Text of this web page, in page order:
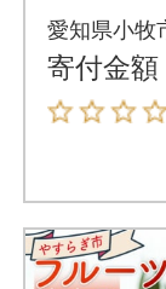
園で採
詰め合
愛知県小牧
寄付金額